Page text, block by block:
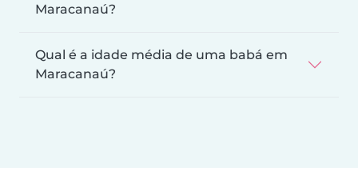
Maracanaú?
Qual é a idade média de uma babá em
Maracanaú?